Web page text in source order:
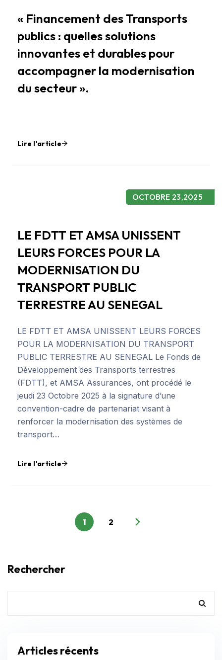
« Financement des Transports
publics : quelles solutions
innovantes et durables pour
accompagner la modernisation
du secteur ».
Lire l'article
OCTOBRE 23,2025
LE FDTT ET AMSA UNISSENT
LEURS FORCES POUR LA
MODERNISATION DU
TRANSPORT PUBLIC
TERRESTRE AU SENEGAL
LE FDTT ET AMSA UNISSENT LEURS FORCES
POUR LA MODERNISATION DU TRANSPORT
PUBLIC TERRESTRE AU SENEGAL Le Fonds de
Développement des Transports terrestres
(FDTT), et AMSA Assurances, ont procédé le
jeudi 23 Octobre 2025 à la signature d’une
convention-cadre de partenariat visant à
renforcer la modernisation des systèmes de
transport…
Lire l'article
1 2
Rechercher
Articles récents